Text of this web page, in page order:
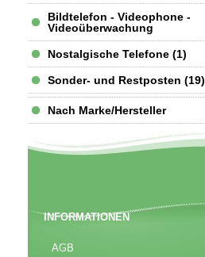
Bildtelefon - Videophone -
Videoüberwachung
Nostalgische Telefone (1)
Sonder- und Restposten (19)
Nach Marke/Hersteller
INFORMATIONEN
AGB